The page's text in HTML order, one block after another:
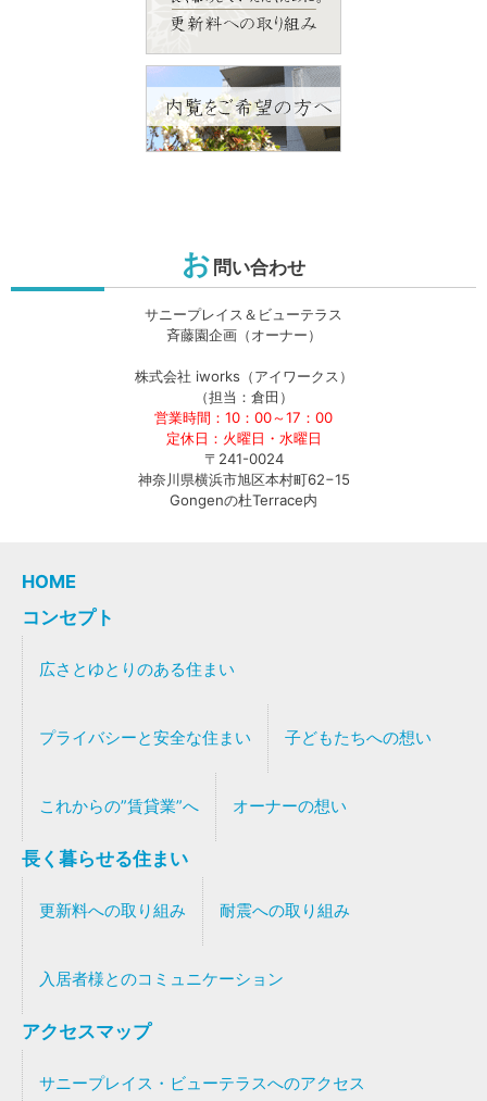
お 問い合わせ
サニープレイス＆ビューテラス
斉藤園企画（オーナー）
株式会社 iworks（アイワークス）
（担当：倉田）
営業時間：10：00～17：00
定休日：火曜日・水曜日
〒241-0024
神奈川県横浜市旭区本村町62−15
Gongenの杜Terrace内
HOME
コンセプト
広さとゆとりのある住まい
プライバシーと安全な住まい 子どもたちへの想い
これからの”賃貸業”へ オーナーの想い
長く暮らせる住まい
更新料への取り組み 耐震への取り組み
入居者様とのコミュニケーション
アクセスマップ
サニープレイス・ビューテラスへのアクセス